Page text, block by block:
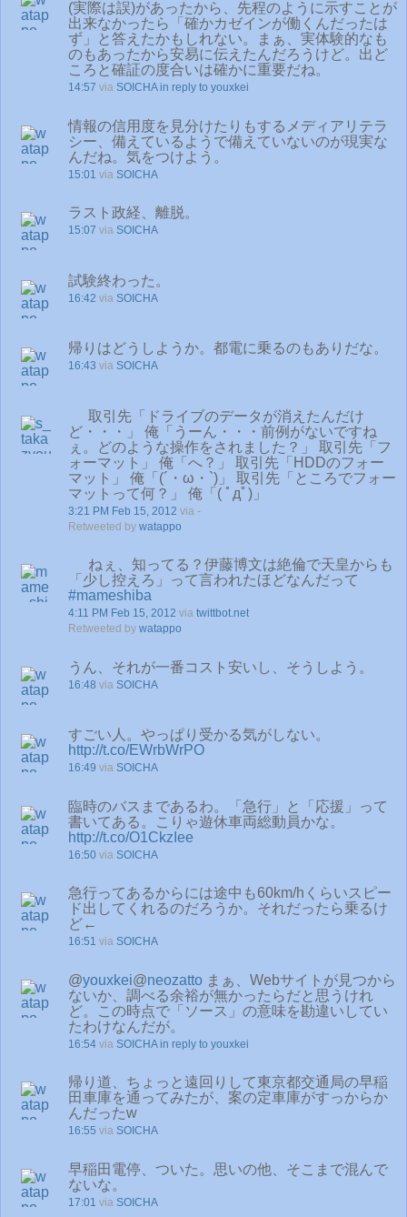
(実際は誤)があったから、先程のように示すことが
出来なかったら「確かカゼインが働くんだったは
ず」と答えたかもしれない。まぁ、実体験的なも
のもあったから安易に伝えたんだろうけど。出ど
ころと確証の度合いは確かに重要だね。
14:57 via SOICHA in reply to youxkei
情報の信用度を見分けたりもするメディアリテラ
シー、備えているようで備えていないのが現実な
んだね。気をつけよう。
15:01 via SOICHA
ラスト政経、離脱。
15:07 via SOICHA
試験終わった。
16:42 via SOICHA
帰りはどうしようか。都電に乗るのもありだな。
16:43 via SOICHA
取引先「ドライブのデータが消えたんだけ
ど・・・」 俺「うーん・・・前例がないですね
ぇ。どのような操作をされました？」 取引先「フ
ォーマット」 俺「へ？」 取引先「HDDのフォー
マット」 俺「(´・ω・`)」 取引先「ところでフォー
マットって何？」 俺「( ﾟдﾟ)」
3:21 PM Feb 15, 2012 via -
Retweeted by watappo
ねぇ、知ってる？伊藤博文は絶倫で天皇からも
「少し控えろ」って言われたほどなんだって
#mameshiba
4:11 PM Feb 15, 2012 via twittbot.net
Retweeted by watappo
うん、それが一番コスト安いし、そうしよう。
16:48 via SOICHA
すごい人。やっぱり受かる気がしない。
http://t.co/EWrbWrPO
16:49 via SOICHA
臨時のバスまであるわ。「急行」と「応援」って
書いてある。こりゃ遊休車両総動員かな。
http://t.co/O1CkzIee
16:50 via SOICHA
急行ってあるからには途中も60km/hくらいスピー
ド出してくれるのだろうか。それだったら乗るけ
ど←
16:51 via SOICHA
@youxkei@neozatto まぁ、Webサイトが見つから
ないか、調べる余裕が無かったらだと思うけれ
ど。この時点で「ソース」の意味を勘違いしてい
たわけなんだが。
16:54 via SOICHA in reply to youxkei
帰り道、ちょっと遠回りして東京都交通局の早稲
田車庫を通ってみたが、案の定車庫がすっからか
んだったw
16:55 via SOICHA
早稲田電停、ついた。思いの他、そこまで混んで
ないな。
17:01 via SOICHA